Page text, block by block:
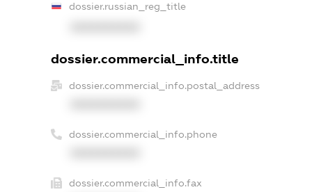
dossier.russian_reg_title
dossier.commercial_info.title
dossier.commercial_info.postal_address
dossier.commercial_info.phone
dossier.commercial_info.fax